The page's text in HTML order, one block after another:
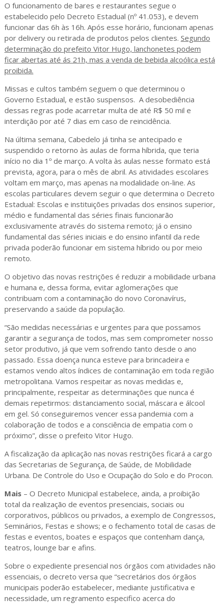
O funcionamento de bares e restaurantes segue o
estabelecido pelo Decreto Estadual (nº 41.053), e devem
funcionar das 6h às 16h. Após esse horário, funcionam apenas
por delivery ou retirada de produtos pelos clientes. Segundo
determinação do prefeito Vitor Hugo, lanchonetes podem
ficar abertas até ás 21h, mas a venda de bebida alcoólica está
proibida.
Missas e cultos também seguem o que determinou o
Governo Estadual, e estão suspensos. A desobediência
dessas regras pode acarretar multa de até R$ 50 mil e
interdição por até 7 dias em caso de reincidência.
Na última semana, Cabedelo já tinha se antecipado e
suspendido o retorno às aulas de forma híbrida, que teria
início no dia 1º de março. A volta às aulas nesse formato está
prevista, agora, para o mês de abril. As atividades escolares
voltam em março, mas apenas na modalidade on-line. As
escolas particulares devem seguir o que determina o Decreto
Estadual: Escolas e instituições privadas dos ensinos superior,
médio e fundamental das séries finais funcionarão
exclusivamente através do sistema remoto; já o ensino
fundamental das séries iniciais e do ensino infantil da rede
privada poderão funcionar em sistema híbrido ou por meio
remoto.
O objetivo das novas restrições é reduzir a mobilidade urbana
e humana e, dessa forma, evitar aglomerações que
contribuam com a contaminação do novo Coronavírus,
preservando a saúde da população.
“São medidas necessárias e urgentes para que possamos
garantir a segurança de todos, mas sem comprometer nosso
setor produtivo, já que vem sofrendo tanto desde o ano
passado. Essa doença nunca esteve para brincadeira e
estamos vendo altos índices de contaminação em toda região
metropolitana. Vamos respeitar as novas medidas e,
principalmente, respeitar as determinações que nunca é
demais repetirmos: distanciamento social, máscara e álcool
em gel. Só conseguiremos vencer essa pandemia com a
colaboração de todos e a consciência de empatia com o
próximo”, disse o prefeito Vitor Hugo.
A fiscalização da aplicação nas novas restrições ficará a cargo
das Secretarias de Segurança, de Saúde, de Mobilidade
Urbana. De Controle do Uso e Ocupação do Solo e do Procon.
Mais – O Decreto Municipal estabelece, ainda, a proibição
total da realização de eventos presenciais, sociais ou
corporativos, públicos ou privados, a exemplo de Congressos,
Seminários, Festas e shows; e o fechamento total de casas de
festas e eventos, boates e espaços que contenham dança,
teatros, lounge bar e afins.
Sobre o expediente presencial nos órgãos com atividades não
essenciais, o decreto versa que “secretários dos órgãos
municipais poderão estabelecer, mediante justificativa e
necessidade, um regramento especifico acerca do